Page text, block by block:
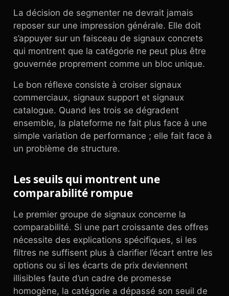
La décision de segmenter ne devrait jamais
reposer sur une impression générale. Elle doit
s’appuyer sur un faisceau de signaux concrets
qui montrent que la catégorie ne peut plus être
gouvernée proprement comme un bloc unique.
Le bon réflexe consiste à croiser signaux
commerciaux, signaux support et signaux
catalogue. Quand les trois se dégradent
ensemble, la plateforme ne fait plus face à une
simple variation de performance ; elle fait face à
un problème de structure.
Les seuils qui montrent une
comparabilité rompue
Le premier groupe de signaux concerne la
comparabilité. Si une part croissante des offres
nécessite des explications spécifiques, si les
filtres ne suffisent plus à clarifier l’écart entre les
options ou si les écarts de prix deviennent
illisibles faute d’un cadre de promesse
homogène, la catégorie a dépassé son seuil de